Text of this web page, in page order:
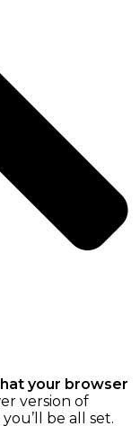
your browser
version of
be all set.